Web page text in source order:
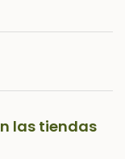
las tiendas